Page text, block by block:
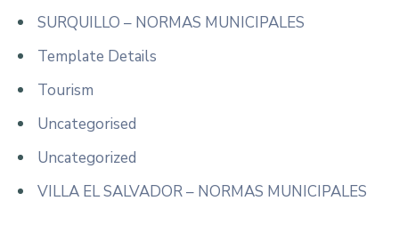
SURQUILLO – NORMAS MUNICIPALES
Template Details
Tourism
Uncategorised
Uncategorized
VILLA EL SALVADOR – NORMAS MUNICIPALES